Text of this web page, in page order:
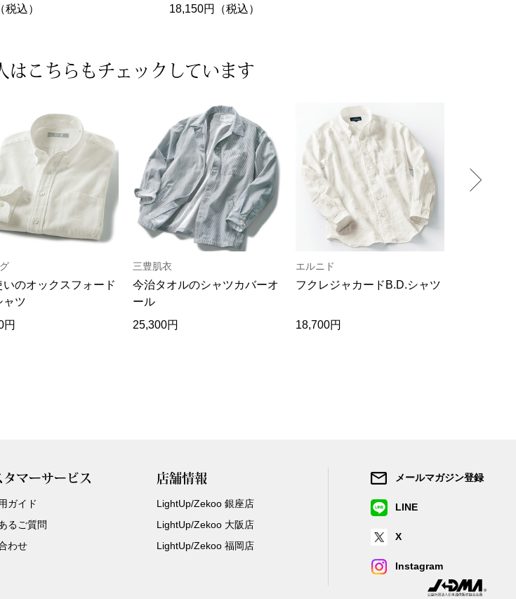
込）
18,150円（税込）
は こちらもチェックしています
いのオックスフォード
ャツ
円
三豊肌衣
今治タオルのシャツカバーオ
ール
25,300円
エルニド
フクレジャカードB.D.シャツ
18,700円
タマーサービス
ガイド
るご質問
わせ
店舗情報
LightUp/Zekoo 銀座店
LightUp/Zekoo 大阪店
LightUp/Zekoo 福岡店
メールマガジン登録
LINE
X
Instagram